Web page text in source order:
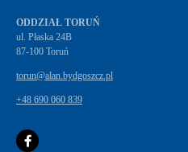
ODDZIAŁ TORUŃ
ul. Płaska 24B
87-100 Toruń
torun@alan.bydgoszcz.pl
+48 690 060 839